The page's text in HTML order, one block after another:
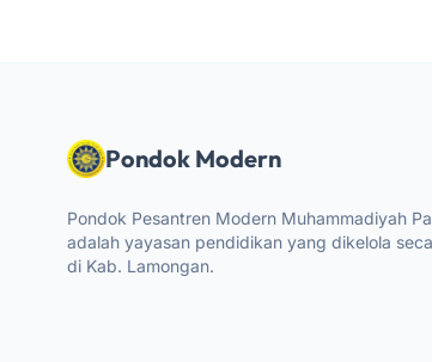
Pondok Modern
Pondok Pesantren Modern Muhammadiyah
adalah yayasan pendidikan yang dikelola
di Kab. Lamongan.